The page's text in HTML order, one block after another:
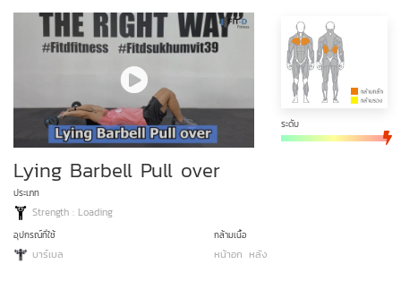
ระดับ
Lying Barbell Pull over
ประเภท
Strength : Loading
อุปกรณ์ที่ใช้
บาร์เบล
กล้ามเนื้อ
หน้าอก หลัง